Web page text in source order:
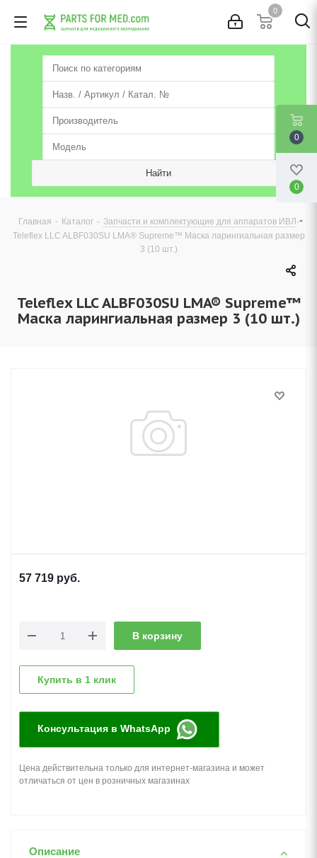
0
Главная - Каталог - Запчасти и комплектующие для аппаратов ИВЛ-
Teleflex LLC ALBF030SU LMA® Supreme™ Маска ларингиальная размер
3 (10 шт.)
Teleflex LLC ALBF030SU LMA® Supreme™
Маска ларингиальная размер 3 (10 шт.)
57 719 руб.
В корзину
Купить в 1 клик
Консультация в WhatsApp
Цена действительна только для интернет-магазина и может
отличаться от цен в розничных магазинах
Описание
0
0